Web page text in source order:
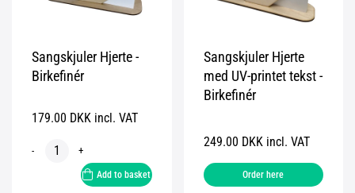
Sangskjuler Hjerte -
Birkefinér
179.00 DKK incl. VAT
- +
Add to basket
Sangskjuler Hjerte
med UV-printet tekst -
Birkefinér
249.00 DKK incl. VAT
Order here